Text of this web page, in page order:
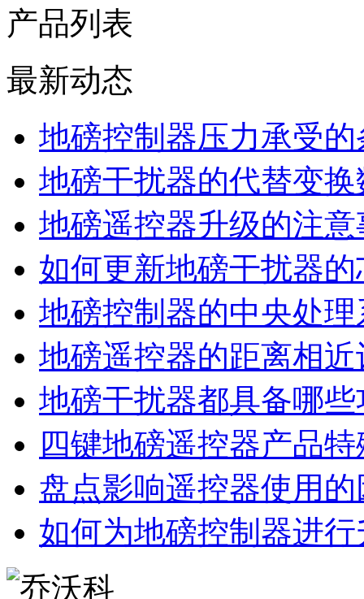
产品列表
最新动态
地磅控制器压力承受的
地磅干扰器的代替变换
地磅遥控器升级的注意
如何更新地磅干扰器的
地磅控制器的中央处理
地磅遥控器的距离相近
地磅干扰器都具备哪些
四键地磅遥控器产品
盘点影响遥控器使用的
如何为地磅控制器进行